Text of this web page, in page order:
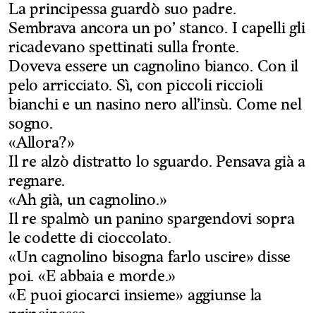
La principessa guardò suo padre.
Sembrava ancora un po’ stanco. I capelli gli
ricadevano spettinati sulla fronte.
Doveva essere un cagnolino bianco. Con il
pelo arricciato. Sì, con piccoli riccioli
bianchi e un nasino nero all’insù. Come nel
sogno.
«Allora?»
Il re alzò distratto lo sguardo. Pensava già a
regnare.
«Ah già, un cagnolino.»
Il re spalmò un panino spargendovi sopra
le codette di cioccolato.
«Un cagnolino bisogna farlo uscire» disse
poi. «E abbaia e morde.»
«E puoi giocarci insieme» aggiunse la